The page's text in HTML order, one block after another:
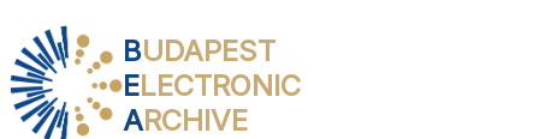
BUDAPEST
ELECTRONIC
ARCHIVE